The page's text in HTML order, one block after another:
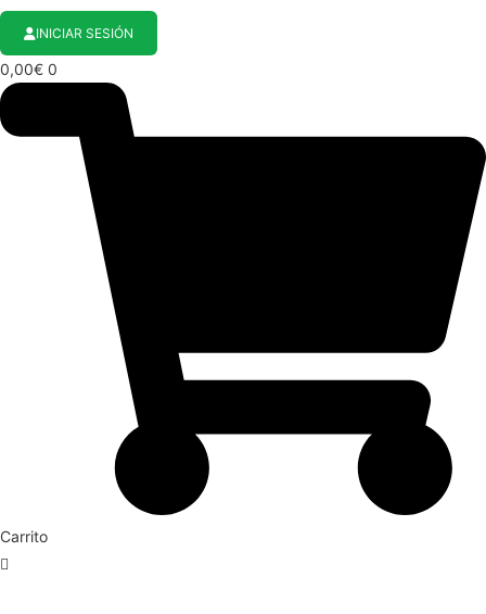
INICIAR SESIÓN
0,00€ 0
Carrito